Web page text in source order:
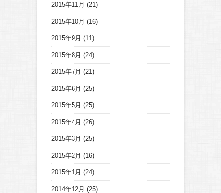
2015年11月 (21)
2015年10月 (16)
2015年9月 (11)
2015年8月 (24)
2015年7月 (21)
2015年6月 (25)
2015年5月 (25)
2015年4月 (26)
2015年3月 (25)
2015年2月 (16)
2015年1月 (24)
2014年12月 (25)